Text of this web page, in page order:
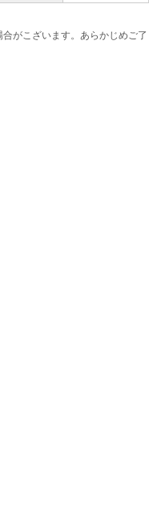
がこざいます。あらかじめご了